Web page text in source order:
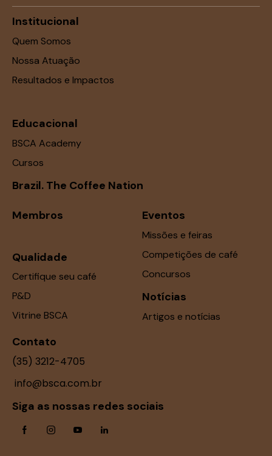
Institucional
Quem Somos
Nossa Atuação
Resultados e Impactos
Educacional
BSCA Academy
Cursos
Brazil. The Coffee Nation
Membros
Qualidade
Certifique seu café
P&D
Vitrine BSCA
Eventos
Missões e feiras
Competições de café
Concursos
Notícias
Artigos e notícias
Contato
(35) 3212-4705
info@bsca.com.br
Siga as nossas redes sociais